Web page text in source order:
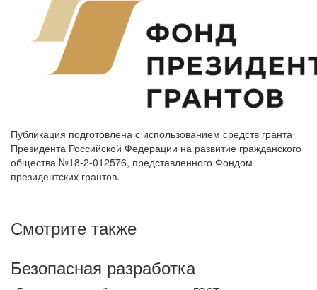
Публикация подготовлена с использованием средств гранта
Президента Российской Федерации на развитие гражданского
общества №18-2-012576, представленного Фондом
президентских грантов.
Смотрите также
Безопасная разработка